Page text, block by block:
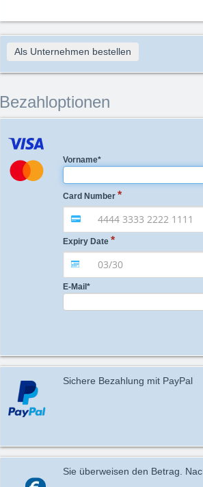
Als Unternehmen bestellen
Bezahloptionen
Vorname*
Card Number
Expiry Date
E-Mail*
Sichere Bezahlung mit PayPal
Sie überweisen den Betrag.